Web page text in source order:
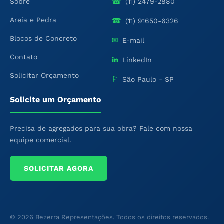
Areia e Pedra
Blocos de Concreto
Contato
Solicitar Orçamento
☎ (11) 91650-6326
✉ E-mail
in LinkedIn
⚐ São Paulo - SP
Solicite um Orçamento
Precisa de agregados para sua obra? Fale com nossa
equipe comercial.
SOLICITAR AGORA
© 2026 Bezerra Representações. Todos os direitos reservados.